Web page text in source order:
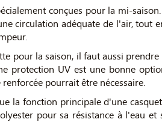
conçues pour la mi-
circulation adéquate de l'air,
pour la saison, il faut aussi
protection UV est une bonne
pourrait être nécessaire.
la fonction principale d'une
pour sa résistance à l'eau